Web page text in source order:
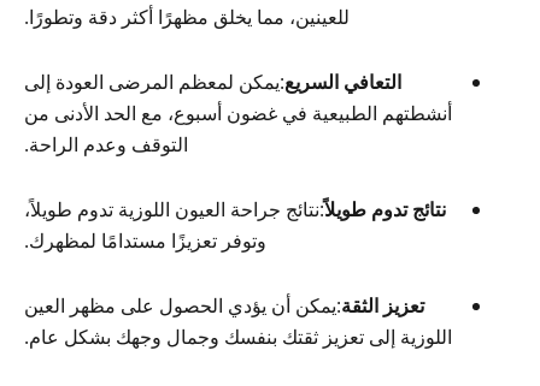
للعينين، مما يخلق مظهرًا أكثر دقة وتطورًا.
التعافي السريع:يمكن لمعظم المرضى العودة إلى
أنشطتهم الطبيعية في غضون أسبوع، مع الحد الأدنى من
التوقف وعدم الراحة.
نتائج تدوم طويلاً:نتائج جراحة العيون اللوزية تدوم طويلاً،
وتوفر تعزيزًا مستدامًا لمظهرك.
تعزيز الثقة:يمكن أن يؤدي الحصول على مظهر العين
اللوزية إلى تعزيز ثقتك بنفسك وجمال وجهك بشكل عام.